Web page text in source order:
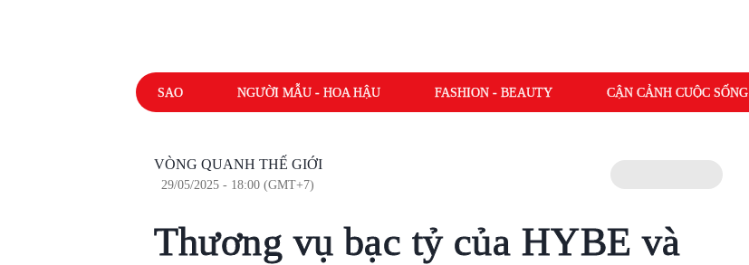
SAO NGƯỜI MẪU - HOA HẬU FASHION - BEAUTY CẬN CẢNH CUỘC SỐNG
VÒNG QUANH THẾ GIỚI
29/05/2025 - 18:00 (GMT+7)
Thương vụ bạc tỷ của HYBE và